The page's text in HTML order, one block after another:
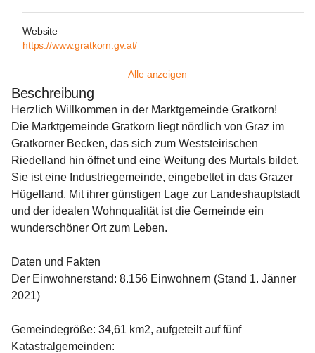
Website
https://www.gratkorn.gv.at/
Alle anzeigen
Beschreibung
Herzlich Willkommen in der Marktgemeinde Gratkorn!
Die Marktgemeinde Gratkorn liegt nördlich von Graz im
Gratkorner Becken, das sich zum Weststeirischen
Riedelland hin öffnet und eine Weitung des Murtals bildet.
Sie ist eine Industriegemeinde, eingebettet in das Grazer
Hügelland. Mit ihrer günstigen Lage zur Landeshauptstadt
und der idealen Wohnqualität ist die Gemeinde ein
wunderschöner Ort zum Leben.
Daten und Fakten
Der Einwohnerstand: 8.156 Einwohnern (Stand 1. Jänner
2021)
Gemeindegröße: 34,61 km2, aufgeteilt auf fünf
Katastralgemeinden: